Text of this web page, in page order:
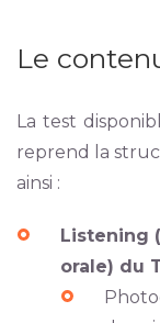
Le
La test
reprend la
ainsi :
Listening
orale) du